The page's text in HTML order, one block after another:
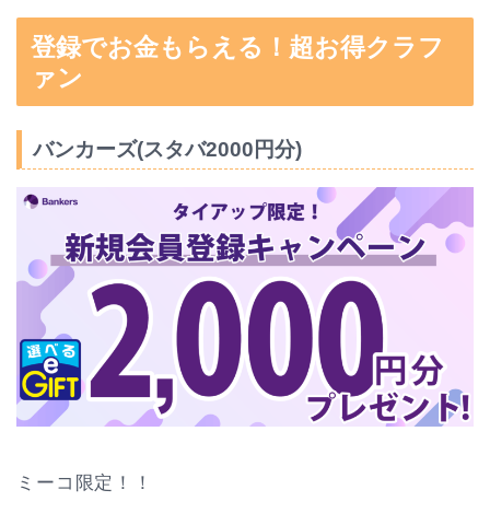
登録でお金もらえる！超お得クラフ
ァン
バンカーズ(スタバ2000円分)
ミーコ限定！！